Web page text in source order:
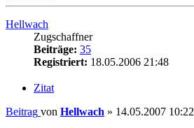
Hellwach
Zugschaffner
Beiträge: 35
Registriert: 18.05.2006 21:48
Zitat
Beitrag von Hellwach » 14.05.2007 10:22